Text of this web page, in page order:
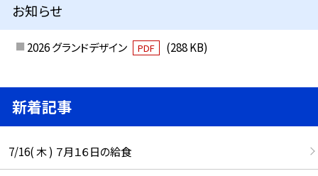
お知らせ
2026 グランドデザイン PDF (288 KB)
新着記事
7/16( 木 ) ７月１６日の給食